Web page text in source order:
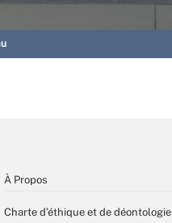
À Propos
Charte d’éthique et de déontologie